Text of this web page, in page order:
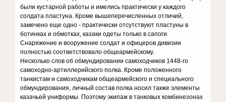
были кустарной работы и имелись практически у каждого
солдата пластуна. Кроме вышеперечисленных отличий,
замечено еще одно - практически отсутствуют пластуны в
ботинках и обмотках, казаки одеты только в сапоги.
Снаряжение и вооружение солдат и офицеров дивизии
полностью соответствовало общеармейскому.
Несколько слов об обмундировании самоходчиков 1448-го
самоходно-артиллерийского полка. Кроме положенного
танкистам и самоходчикам общеармейского и специального
обмундирования, личный состав полка носил также элементы
казачьей униформы. Поэтому экипаж в танковых комбинезонах